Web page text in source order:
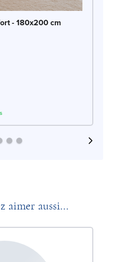
- 180x200 cm
aimer aussi...